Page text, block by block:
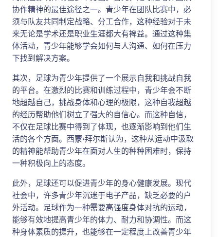
协作精神的最佳途径之一。青少年在团队比赛中，必
须与队友共同制定战略、分工合作，这种经验对于未
来无论是学术还是职业生涯都大有裨益。通过这种集
体活动，青少年能够学会如何与人沟通、如何在压力
下找到解决方案。
其次，足球为青少年提供了一个展示自我和挑战自我
的平台。在激烈的比赛和训练过程中，青少年会不断
地超越自己，挑战身体和心理的极限，这种自我超越
的经历帮助他们树立了强大的自信心。而这种自信，
不仅在足球比赛中得到了体现，也逐渐影响到他们生
活的各个方面。西蒙·拜尔斯认为，这种从运动中汲取
的精神能帮助青少年在面对人生的种种困难时，保持
一种积极向上的态度。
此外，足球还可以促进青少年的身心健康发展。现代
社会中，许多青少年沉迷于电子产品，缺乏必要的户
外活动。足球作为一种需要高强度身体对抗的运动，
能够有效地提高青少年的体力、耐力和协调性。而这
种身体素质的提升，也能够在一定程度上改善青少年